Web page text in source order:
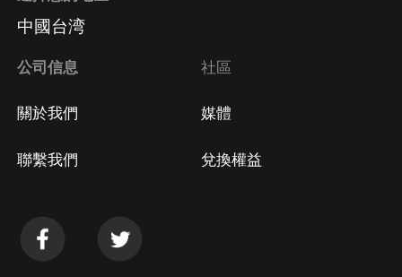
中國台湾
公司信息
關於我們
聯繫我們
社區
媒體
兌換權益